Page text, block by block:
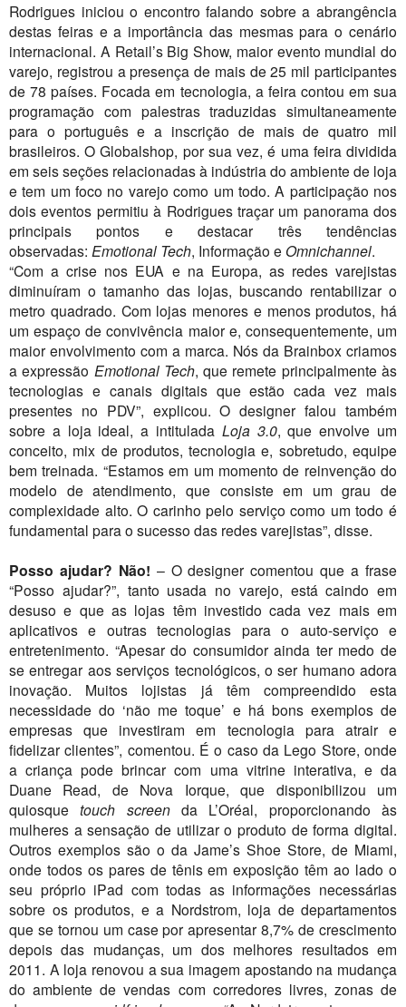
Rodrigues iniciou o encontro falando sobre a abrangência
destas feiras e a importância das mesmas para o cenário
internacional. A Retail’s Big Show, maior evento mundial do
varejo, registrou a presença de mais de 25 mil participantes
de 78 países. Focada em tecnologia, a feira contou em sua
programação com palestras traduzidas simultaneamente
para o português e a inscrição de mais de quatro mil
brasileiros. O Globalshop, por sua vez, é uma feira dividida
em seis seções relacionadas à indústria do ambiente de loja
e tem um foco no varejo como um todo. A participação nos
dois eventos permitiu à Rodrigues traçar um panorama dos
principais pontos e destacar três tendências
observadas: Emotional Tech, Informação e Omnichannel.
“Com a crise nos EUA e na Europa, as redes varejistas
diminuíram o tamanho das lojas, buscando rentabilizar o
metro quadrado. Com lojas menores e menos produtos, há
um espaço de convivência maior e, consequentemente, um
maior envolvimento com a marca. Nós da Brainbox criamos
a expressão Emotional Tech, que remete principalmente às
tecnologias e canais digitais que estão cada vez mais
presentes no PDV”, explicou. O designer falou também
sobre a loja ideal, a intitulada Loja 3.0, que envolve um
conceito, mix de produtos, tecnologia e, sobretudo, equipe
bem treinada. “Estamos em um momento de reinvenção do
modelo de atendimento, que consiste em um grau de
complexidade alto. O carinho pelo serviço como um todo é
fundamental para o sucesso das redes varejistas”, disse.
Posso ajudar? Não! – O designer comentou que a frase
“Posso ajudar?”, tanto usada no varejo, está caindo em
desuso e que as lojas têm investido cada vez mais em
aplicativos e outras tecnologias para o auto-serviço e
entretenimento. “Apesar do consumidor ainda ter medo de
se entregar aos serviços tecnológicos, o ser humano adora
inovação. Muitos lojistas já têm compreendido esta
necessidade do ‘não me toque’ e há bons exemplos de
empresas que investiram em tecnologia para atrair e
fidelizar clientes”, comentou. É o caso da Lego Store, onde
a criança pode brincar com uma vitrine interativa, e da
Duane Read, de Nova Iorque, que disponibilizou um
quiosquetouch screenda L’Oréal, proporcionando às
mulheres a sensação de utilizar o produto de forma digital.
Outros exemplos são o da Jame’s Shoe Store, de Miami,
onde todos os pares de tênis em exposição têm ao lado o
seu próprio iPad com todas as informações necessárias
sobre os produtos, e a Nordstrom, loja de departamentos
que se tornou um case por apresentar 8,7% de crescimento
depois das mudanças, um dos melhores resultados em
2011. A loja renovou a sua imagem apostando na mudança
do ambiente de vendas com corredores livres, zonas de